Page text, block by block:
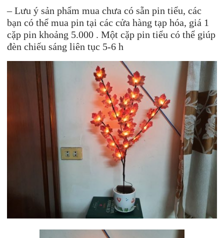
– Lưu ý sản phẩm mua chưa có sẵn pin tiểu, các
bạn có thể mua pin tại các cửa hàng tạp hóa, giá 1
cặp pin khoảng 5.000 . Một cặp pin tiểu có thể giúp
đèn chiếu sáng liên tục 5-6 h